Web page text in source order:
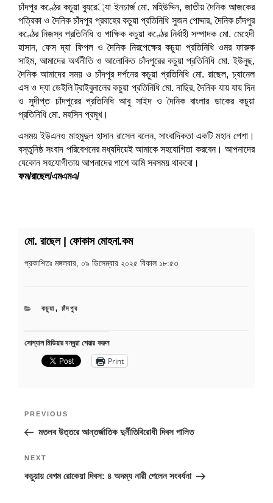
চাঁদপুর কণ্ঠের কচুয়া ব্যুরে‌্যা ইনচার্জ মো. মহিউদ্দিন, জাতীয় দৈনিক আজকের
পত্রিকা ও দৈনিক চাঁদপুর প্রবাহের কচুয়া প্রতিনিধি সুজন পোদ্দার, দৈনিক চাঁদপুর
কণ্ঠের নিজস্ব প্রতিনিধি ও পাক্ষিক কচুয়া কণ্ঠের নির্বাহী সম্পাদক মো. মেহেদী
হাসান, ফেস দ্যা ফিপল ও দৈনিক নিরপেক্ষের কচুয়া প্রতিনিধি ওমর ফারুক
সাইম, আমাদের অর্থনীতি ও আলোকিত চাঁদপুরের কচুয়া প্রতিনিধি মো. ইউনুছ,
দৈনিক আমাদের সময় ও চাঁদপুর দর্পনের কচুয়া প্রতিনিধি মো. রাছেল, চ্যানেল
এস ও দ্যা ডেইলি ট্রাইবুনালের কচুয়া প্রতিনিধি মো. নাছির, দৈনিক যায় যায় দিন
ও সুদীপ্ত চাঁদপুরের প্রতিনিধি আবু সাইদ ও দৈনিক বাংলার ডাকের কচুয়া
প্রতিনিধি মো. মহসিন প্রমূখ।
এসময় ইউএনও মাহমুদুল হাসান রাসেল বলেন, সাংবাদিকতা একটি মহান পেশা।
বস্তুনিষ্ঠ সংবাদ পরিবেশনের মধ্যদিয়েই আমাকে সহযোগিতা করবেন। আপনাদের
যেকোন সহযোগীতায় আপনাদের পাশে আমি সবসময় থাকবো।
ফম/রাছেল/এমএমএ/
মো. রাছেল | ফোকাস মোহনা.কম
প্রকাশিতঃ মঙ্গলবার, ০৯ ডিসেম্বার ২০২৫ বিকাল ১৮:৫৩
CATEGORIES
কচুয়া, চাঁদপুর
সোশ্যাল মিডিয়ার বন্ধুরা শেয়ার করুন
Print
Previous
Post
PREVIOUS
মতলব উত্তরে আন্তর্জাতিক দুর্নীতিবিরোধী দিবস পালিত
Next
Post
NEXT
কচুয়ায় বেগম রোকেয়া দিবস: ৪ অদম্য নারী পেলেন সংবর্ধনা